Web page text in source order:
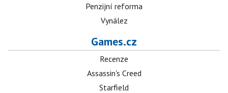
Penzijní reforma
Vynález
Games.cz
Recenze
Assassin's Creed
Starfield